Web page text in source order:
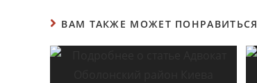
ВАМ ТАКЖЕ МОЖЕТ ПОНРАВИТЬСЯ